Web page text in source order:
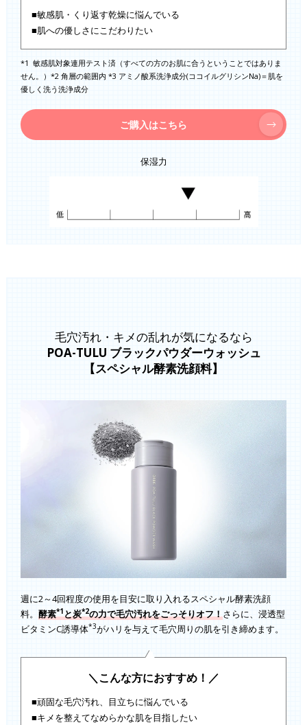
■敏感肌・くり返す乾燥に悩んでいる
■肌への優しさにこだわりたい
*1 敏感肌対象連用テスト済（すべての方のお肌に合うということではありま
せん。）*2 角層の範囲内 *3 アミノ酸系洗浄成分(ココイルグリシンNa)＝肌を
優しく洗う洗浄成分
ご購入はこちら
保湿力
毛穴汚れ・キメの乱れが気になるなら
POA-TULU ブラックパウダーウォッシュ
【スペシャル酵素洗顔料】
週に2～4回程度の使用を目安に取り入れるスペシャル酵素洗顔
料。 酵素*1と炭*2の力で毛穴汚れをごっそりオフ！さらに、浸透型
ビタミンC誘導体*3がハリを与えて毛穴周りの肌を引き締めます。
＼こんな方におすすめ！／
■頑固な毛穴汚れ、目立ちに悩んでいる
■キメを整えてなめらかな肌を目指したい